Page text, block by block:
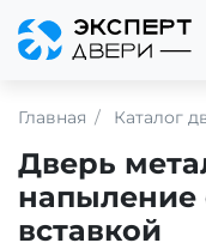
Главная Каталог
Дверь
напыление
вставкой